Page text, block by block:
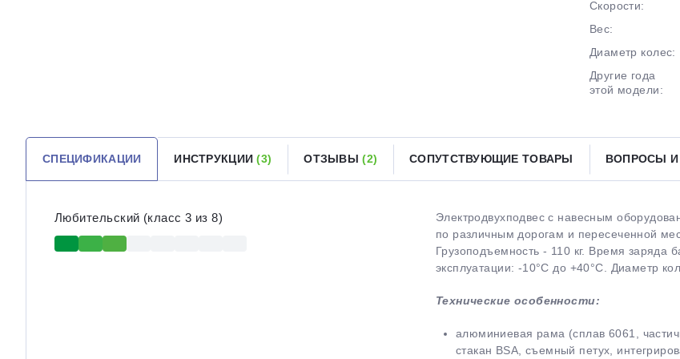
Скорости:
Вес:
Диаметр колес:
Другие года
этой модели:
СПЕЦИФИКАЦИИ ИНСТРУКЦИИ(3) ОТЗЫВЫ(2) СОПУТСТВУЮЩИЕ ТОВАРЫ ВОПРОСЫ
Любительский (класс 3 из 8)
Электродвухподвес с навесным
по различным дорогам и пересеченной
Грузоподъемность - 110 кг. Время заряда
эксплуатации: -10°C до +40°C. Диаметр
Технические особенности:
алюминиевая рама (сплав 6061,
стакан BSA, съемный петух,
списываться
каждые 2 недели
Подробнее об оплате Плайтом
25
раз в 2
8 800 302-02-51
plait.ru